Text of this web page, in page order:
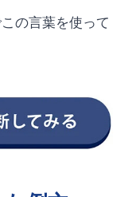
の言葉を使って